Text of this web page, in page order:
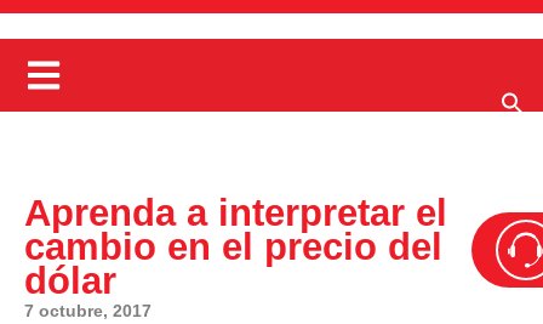
Aprenda a interpretar el
cambio en el precio del
dólar
7 octubre, 2017